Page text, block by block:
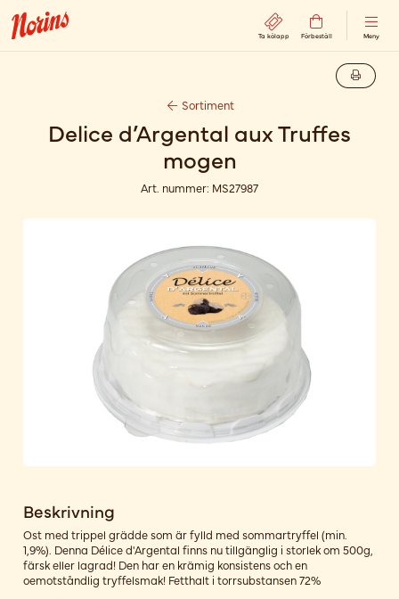
Ta kölapp Förbeställ Meny
Sortiment
Delice d’Argental aux Truffes
mogen
Art. nummer: MS27987
Beskrivning
Ost med trippel grädde som är fylld med sommartryffel (min.
1,9%). Denna Délice d'Argental finns nu tillgänglig i storlek om 500g,
färsk eller lagrad! Den har en krämig konsistens och en
oemotståndlig tryffelsmak! Fetthalt i torrsubstansen 72%